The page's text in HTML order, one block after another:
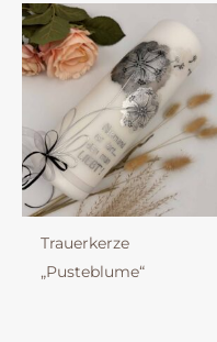
Trauerkerze
„Pusteblume“